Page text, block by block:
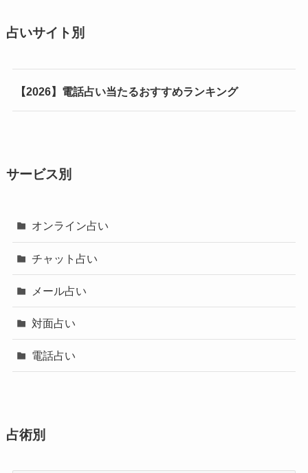
占いサイト別
【2026】電話占い当たるおすすめランキング
サービス別
オンライン占い
チャット占い
メール占い
対面占い
電話占い
占術別